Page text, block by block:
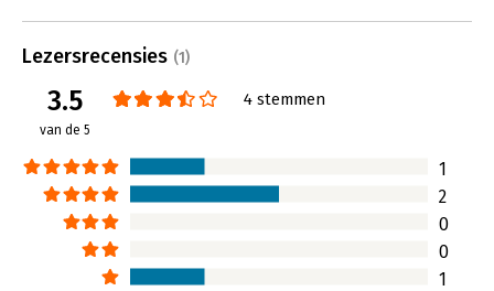
kunnen.
Lees verder
Lezersrecensies (1)
3.5
van de 5
4 stemmen
1
2
0
0
1